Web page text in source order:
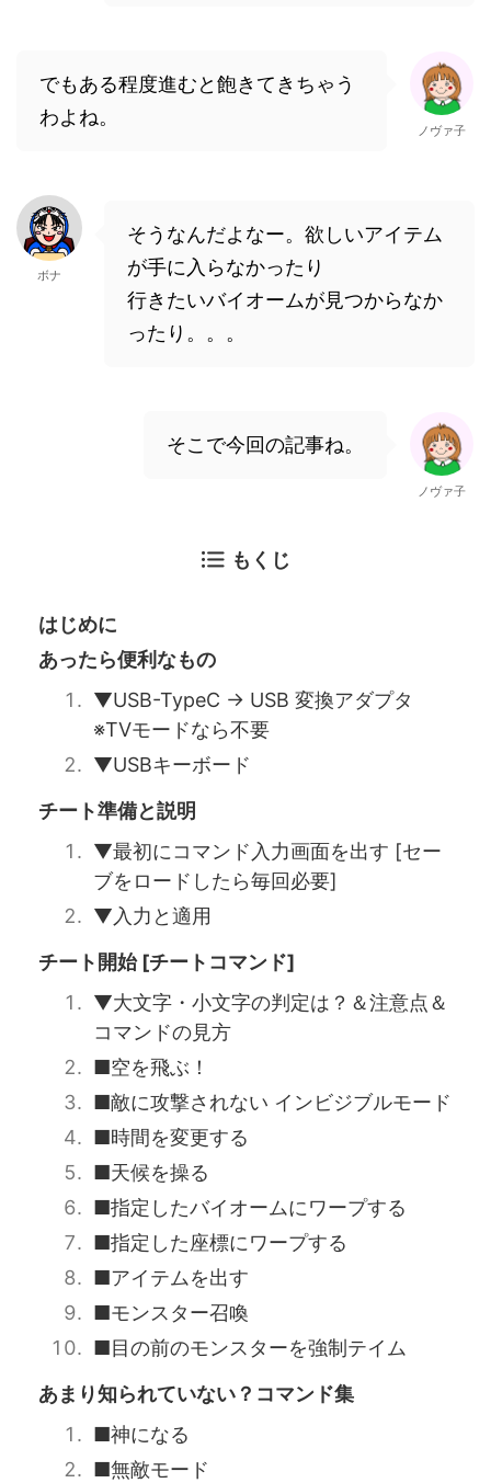
でもある程度進むと飽きてきちゃう
わよね。
ノヴァ子
ボナ
そうなんだよなー。欲しいアイテム
が手に入らなかったり
行きたいバイオームが見つからなか
ったり。。。
そこで今回の記事ね。
ノヴァ子
もくじ
はじめに
あったら便利なもの
▼USB-TypeC → USB 変換アダプタ
※TVモードなら不要
▼USBキーボード
チート準備と説明
▼最初にコマンド入力画面を出す [セー
ブをロードしたら毎回必要]
▼入力と適用
チート開始 [チートコマンド]
▼大文字・小文字の判定は？＆注意点＆
コマンドの見方
■空を飛ぶ！
■敵に攻撃されない インビジブルモード
■時間を変更する
■天候を操る
■指定したバイオームにワープする
■指定した座標にワープする
■アイテムを出す
■モンスター召喚
■目の前のモンスターを強制テイム
あまり知られていない？コマンド集
■神になる
■無敵モード